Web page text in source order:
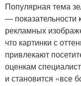
Популярная тема
— показательности
рекламных
что картинки с
привлекают
оценкам
и становится «все